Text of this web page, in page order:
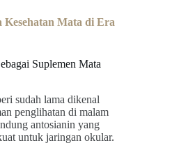
Mata di Era
Suplemen Mata
sudah lama dikenal
penglihatan di malam
antosianin yang
untuk jaringan okular.